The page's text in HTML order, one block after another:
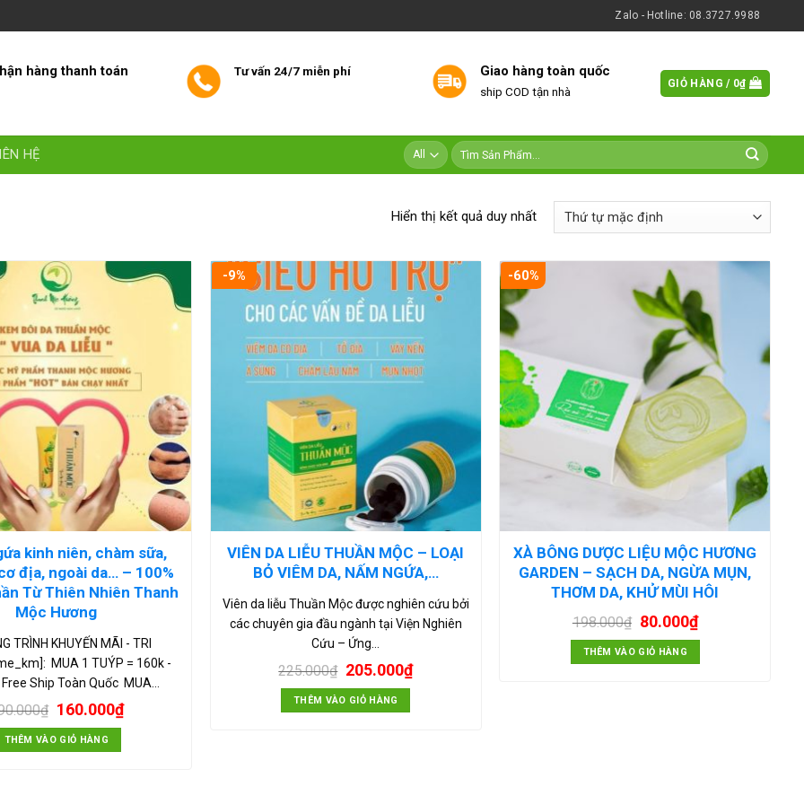
Zalo - Hotline: 08.3727.9988
hàng thanh toán Tư vấn 24/7 miễn phí Giao hàng toàn quốc
ship COD tận nhà
GIỎ HÀNG / 0₫
HỆ
Hiển thị kết quả duy nhất
kinh niên, chàm sữa,
địa, ngoài da… – 100%
Từ Thiên Nhiên Thanh
Mộc Hương
TRÌNH KHUYẾN MÃI - TRI
MUA 1 TUÝP = 160k -
Ship Toàn Quốc MUA…
₫ 160.000₫
THÊM VÀO GIỎ HÀNG
-9%
VIÊN DA LIỄU THUẦN MỘC – LOẠI
BỎ VIÊM DA, NẤM NGỨA,…
Viên da liễu Thuần Mộc được nghiên cứu bởi
các chuyên gia đầu ngành tại Viện Nghiên
Cứu – Ứng…
225.000₫ 205.000₫
THÊM VÀO GIỎ HÀNG
-60%
XÀ BÔNG DƯỢC LIỆU MỘC HƯƠNG
GARDEN – SẠCH DA, NGỪA MỤN,
THƠM DA, KHỬ MÙI HÔI
198.000₫ 80.000₫
THÊM VÀO GIỎ HÀNG